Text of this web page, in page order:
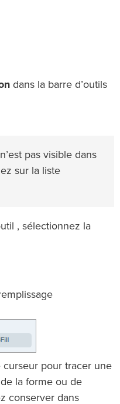
dans la barre d’outils
pas visible dans
sur la liste
, sélectionnez la
curseur pour tracer une
la forme ou de
conserver dans